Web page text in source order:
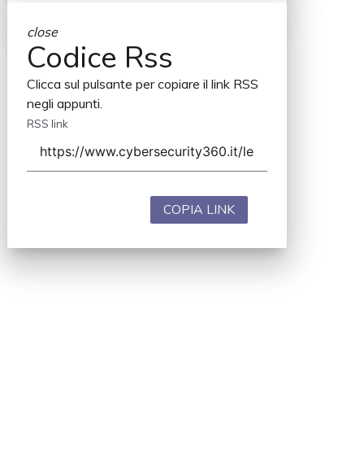
close
Codice Rss
Clicca sul pulsante per copiare il link RSS
negli appunti.
RSS link
COPIA LINK